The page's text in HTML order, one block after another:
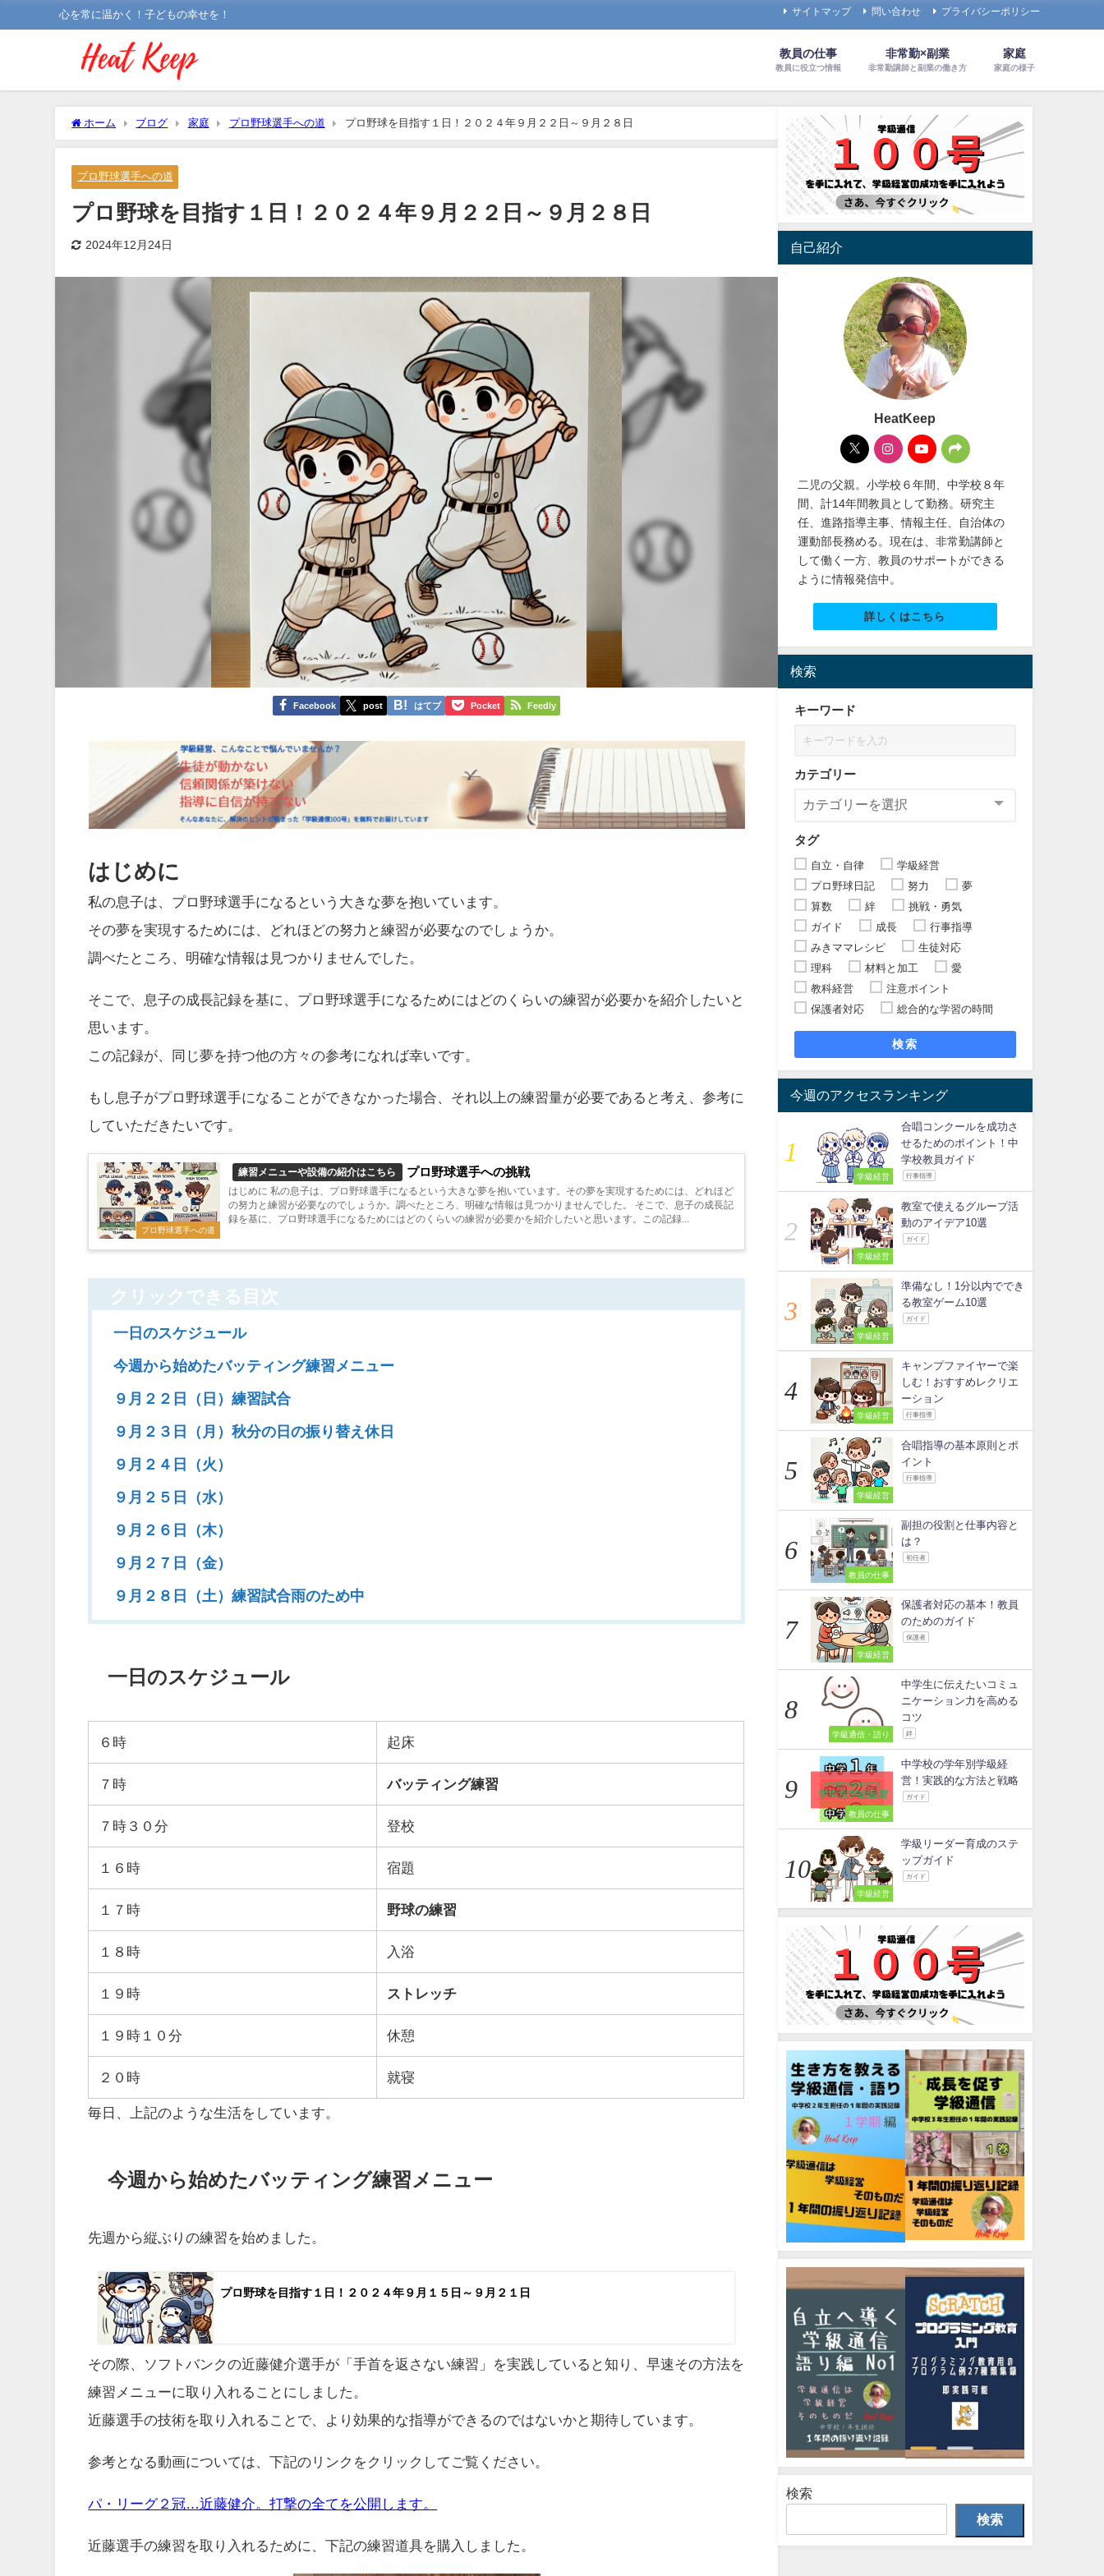
心を常に温かく！子どもの幸せを！ サイトマップ 問い合わせ プライバシーポリシー
教員の仕事
教員に役立つ情報
非常勤×副業
非常勤講師と副業の働き方
家庭
家庭の様子
ホーム ブログ 家庭 プロ野球選手への道 プロ野球を目指す１日！２０２４年９月２２日～９月２８日
プロ野球選手への道
プロ野球を目指す１日！２０２４年９月２２日～９月２８日
2024年12月24日
Facebook post はてブ Pocket Feedly
はじめに
私の息子は、プロ野球選手になるという大きな夢を抱いています。
その夢を実現するためには、どれほどの努力と練習が必要なのでしょうか。
調べたところ、明確な情報は見つかりませんでした。
そこで、息子の成長記録を基に、プロ野球選手になるためにはどのくらいの練習が必要かを紹介したいと
思います。
この記録が、同じ夢を持つ他の方々の参考になれば幸いです。
もし息子がプロ野球選手になることができなかった場合、それ以上の練習量が必要であると考え、参考に
していただきたいです。
プロ野球選手への道
練習メニューや設備の紹介はこちら プロ野球選手への挑戦
はじめに 私の息子は、プロ野球選手になるという大きな夢を抱いています。その夢を実現するためには、どれほど
の努力と練習が必要なのでしょうか。調べたところ、明確な情報は見つかりませんでした。 そこで、息子の成長記
録を基に、プロ野球選手になるためにはどのくらいの練習が必要かを紹介したいと思います。この記録...
クリックできる目次
一日のスケジュール
今週から始めたバッティング練習メニュー
９月２２日（日）練習試合
９月２３日（月）秋分の日の振り替え休日
９月２４日（火）
９月２５日（水）
９月２６日（木）
９月２７日（金）
９月２８日（土）練習試合雨のため中
一日のスケジュール
６時 起床
７時 バッティング練習
７時３０分 登校
１６時 宿題
１７時 野球の練習
１８時 入浴
１９時 ストレッチ
１９時１０分 休憩
２０時 就寝
毎日、上記のような生活をしています。
今週から始めたバッティング練習メニュー
先週から縦ぶりの練習を始めました。
プロ野球を目指す１日！２０２４年９月１５日～９月２１日
その際、ソフトバンクの近藤健介選手が「手首を返さない練習」を実践していると知り、早速その方法を
練習メニューに取り入れることにしました。
近藤選手の技術を取り入れることで、より効果的な指導ができるのではないかと期待しています。
参考となる動画については、下記のリンクをクリックしてご覧ください。
パ・リーグ２冠…近藤健介。打撃の全てを公開します。
近藤選手の練習を取り入れるために、下記の練習道具を購入しました。
自己紹介
HeatKeep
二児の父親。小学校６年間、中学校８年
間、計14年間教員として勤務。研究主
任、進路指導主事、情報主任、自治体の
運動部長務める。現在は、非常勤講師と
して働く一方、教員のサポートができる
ように情報発信中。
詳しくはこちら
検索
キーワード
カテゴリー
タグ
自立・自律
学級経営
プロ野球日記
努力
夢
算数
絆
挑戦・勇気
ガイド
成長
行事指導
みきママレシピ
生徒対応
理科
材料と加工
愛
教科経営
注意ポイント
保護者対応
総合的な学習の時間
検索
今週のアクセスランキング
学級経営
合唱コンクールを成功さ
せるためのポイント！中
学校教員ガイド
行事指導
学級経営
教室で使えるグループ活
動のアイデア10選
ガイド
学級経営
準備なし！1分以内ででき
る教室ゲーム10選
ガイド
学級経営
キャンプファイヤーで楽
しむ！おすすめレクリエ
ーション
行事指導
学級経営
合唱指導の基本原則とポ
イント
行事指導
教員の仕事
副担の役割と仕事内容と
は？
初任者
学級経営
保護者対応の基本！教員
のためのガイド
保護者
学級通信・語り
中学生に伝えたいコミュ
ニケーション力を高める
コツ
絆
教員の仕事
中学校の学年別学級経
営！実践的な方法と戦略
ガイド
学級経営
学級リーダー育成のステ
ップガイド
ガイド
検索
検索